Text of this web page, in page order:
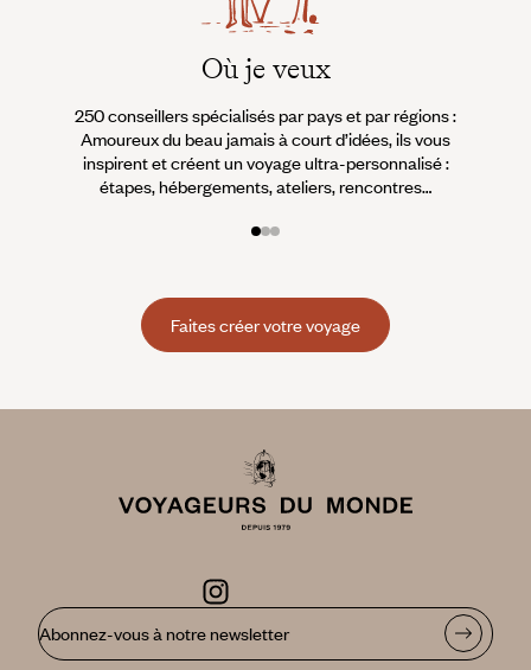
Où je veux
250 conseillers spécialisés par pays et par régions :
Amoureux du beau jamais à court d’idées, ils vous
inspirent et créent un voyage ultra-personnalisé :
étapes, hébergements, ateliers, rencontres…
Faites créer votre voyage
Abonnez-vous à notre newsletter